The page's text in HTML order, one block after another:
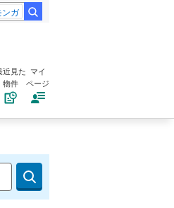
ンガ
近見た
物件
マイ
ページ